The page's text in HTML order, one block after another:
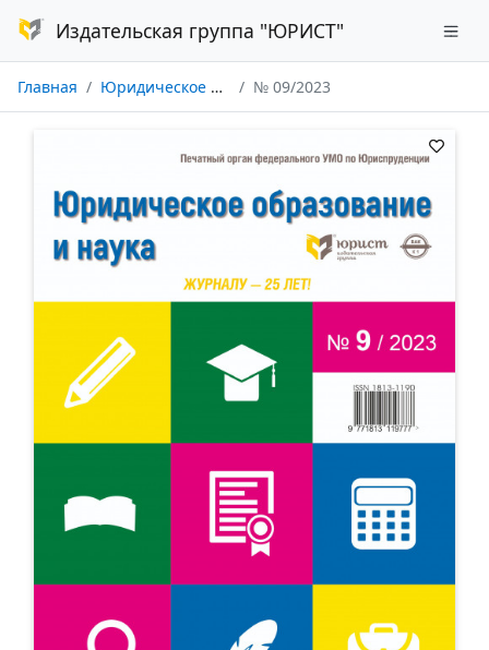
Издательская группа "ЮРИСТ"
Главная Юридическое образование и наука № 09/2023